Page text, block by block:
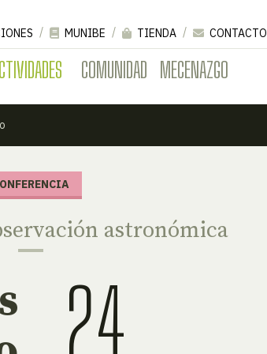
COMUNIDAD MECENAZGO
MUNIBE TIENDA
CONTACTO
astronómica
24